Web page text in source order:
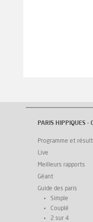
PARIS HIPPIQUES -
Programme et
Live
Meilleurs rapports
Géant
Guide des paris
Simple
Couplé
2 sur 4